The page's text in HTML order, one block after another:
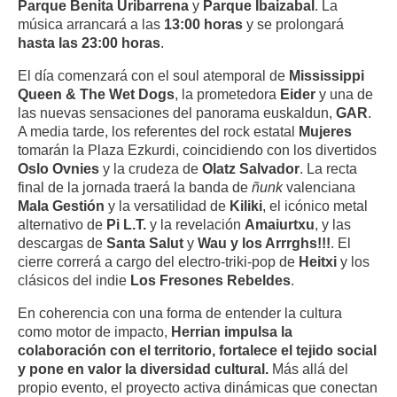
Parque Benita Uribarrena y Parque Ibaizabal. La
música arrancará a las 13:00 horas y se prolongará
hasta las 23:00 horas.
El día comenzará con el soul atemporal de Mississippi
Queen & The Wet Dogs, la prometedora Eider y una de
las nuevas sensaciones del panorama euskaldun, GAR.
A media tarde, los referentes del rock estatal Mujeres
tomarán la Plaza Ezkurdi, coincidiendo con los divertidos
Oslo Ovnies y la crudeza de Olatz Salvador. La recta
final de la jornada traerá la banda de ñunkvalenciana
Mala Gestión y la versatilidad de Kiliki, el icónico metal
alternativo de Pi L.T. y la revelación Amaiurtxu, y las
descargas de Santa Salut y Wau y los Arrrghs!!!. El
cierre correrá a cargo del electro-triki-pop de Heitxi y los
clásicos del indie Los Fresones Rebeldes.
En coherencia con una forma de entender la cultura
como motor de impacto, Herrian impulsa la
colaboración con el territorio, fortalece el tejido social
y pone en valor la diversidad cultural. Más allá del
propio evento, el proyecto activa dinámicas que conectan